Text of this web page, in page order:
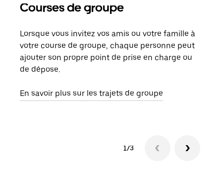
Courses de groupe
Lorsque vous invitez vos amis ou votre famille à
votre course de groupe, chaque personne peut
ajouter son propre point de prise en charge ou
de dépose.
En savoir plus sur les trajets de groupe
1/3